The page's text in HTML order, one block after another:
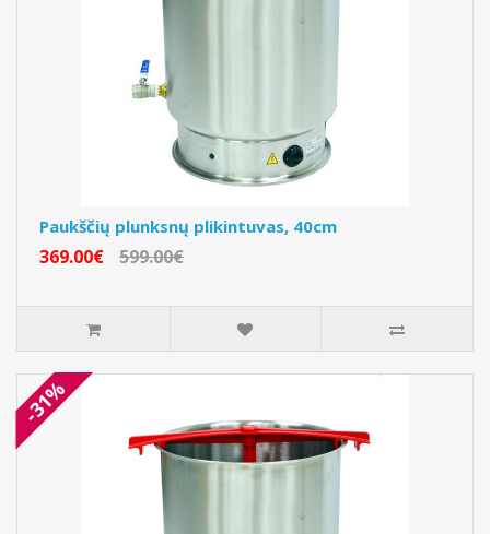
Paukščių plunksnų plikintuvas, 40cm
369.00€ 599.00€
-31%